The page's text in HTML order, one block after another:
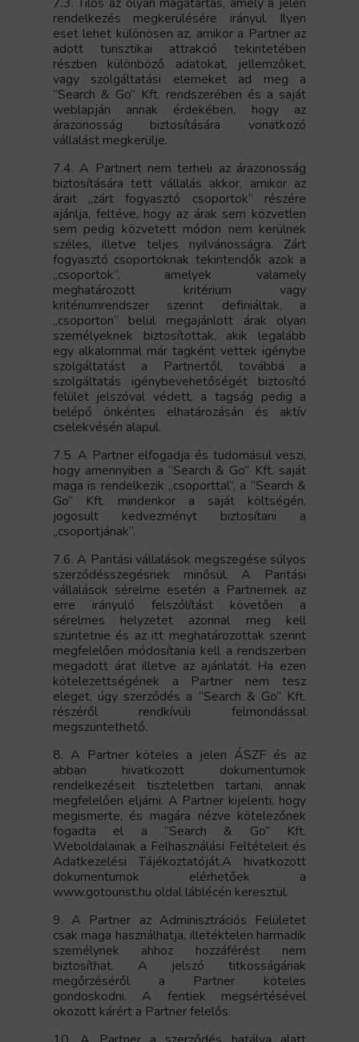
7.3. Tilos az olyan magatartás, amely a jelen
rendelkezés megkerülésére irányul. Ilyen
eset lehet különösen az, amikor a Partner az
adott turisztikai attrakció tekintetében
részben különböző adatokat, jellemzőket,
vagy szolgáltatási elemeket ad meg a
“Search & Go” Kft. rendszerében és a saját
weblapján annak érdekében, hogy az
árazonosság biztosítására vonatkozó
vállalást megkerülje.
7.4. A Partnert nem terheli az árazonosság
biztosítására tett vállalás akkor, amikor az
árait „zárt fogyasztó csoportok” részére
ajánlja, feltéve, hogy az árak sem közvetlen
sem pedig közvetett módon nem kerülnek
széles, illetve teljes nyilvánosságra. Zárt
fogyasztó csoportoknak tekintendők azok a
„csoportok”, amelyek valamely
meghatározott kritérium vagy
kritériumrendszer szerint definiáltak, a
„csoporton” belül megajánlott árak olyan
személyeknek biztosítottak, akik legalább
egy alkalommal már tagként vettek igénybe
szolgáltatást a Partnertől, továbbá a
szolgáltatás igénybevehetőségét biztosító
felület jelszóval védett, a tagság pedig a
belépő önkéntes elhatározásán és aktív
cselekvésén alapul.
7.5. A Partner elfogadja és tudomásul veszi,
hogy amennyiben a “Search & Go” Kft. saját
maga is rendelkezik „csoporttal”, a “Search &
Go” Kft. mindenkor a saját költségén,
jogosult kedvezményt biztosítani a
„csoportjának”.
7.6. A Paritási vállalások megszegése súlyos
szerződésszegésnek minősül. A Paritási
vállalások sérelme esetén a Partnernek az
erre irányuló felszólítást követően a
sérelmes helyzetet azonnal meg kell
szüntetnie és az itt meghatározottak szerint
megfelelően módosítania kell a rendszerben
megadott árat illetve az ajánlatát. Ha ezen
kötelezettségének a Partner nem tesz
eleget, úgy szerződés a “Search & Go” Kft.
részéről rendkívüli felmondással
megszüntethető.
8. A Partner köteles a jelen ÁSZF és az
abban hivatkozott dokumentumok
rendelkezéseit tiszteletben tartani, annak
megfelelően eljárni. A Partner kijelenti, hogy
megismerte, és magára nézve kötelezőnek
fogadta el a “Search & Go” Kft.
Weboldalainak a Felhasználási Feltételeit és
Adatkezelési Tájékoztatóját.A hivatkozott
dokumentumok elérhetőek a
www.gotourist.hu oldal láblécén keresztül.
9. A Partner az Adminisztrációs Felületet
csak maga használhatja, illetéktelen harmadik
személynek ahhoz hozzáférést nem
biztosíthat. A jelszó titkosságának
megőrzéséről a Partner köteles
gondoskodni. A fentiek megsértésével
okozott kárért a Partner felelős.